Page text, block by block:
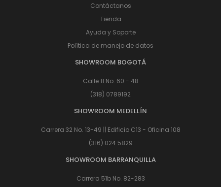
Contáctanos
Tienda
Ayuda y Soporte
Política de manejo de datos
SHOWROOM BOGOTÁ
Calle 11 No. 60 - 48
(318) 0789192
SHOWROOM MEDELLÍN
Carrera 32 No. 13-49 || Edificio C13 - Oficina 108
(316) 024 5829
SHOWROOM BARRANQUILLA
Carrera 51b No. 82-283